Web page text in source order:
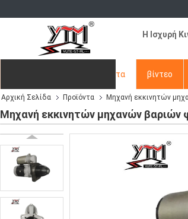
Η Ισχυρή
Προϊόντα βίντεο
Ζητήστε ένα απόσπασμα
Αρχική Σελίδα Προϊόντα Μηχανή εκκινητών
Μηχανή εκκινητών μηχανών βαριών